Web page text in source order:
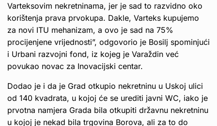
Varteksovim nekretninama, jer je sad to razvidno oko
korištenja prava prvokupa. Dakle, Varteks kupujemo
za novi ITU mehanizam, a ovo je sad na 75%
procijenjene vrijednosti”, odgovorio je Bosilj spominjući
i Urbani razvojni fond, iz kojeg je Varaždin već
povukao novac za Inovacijski centar.
Dodao je i da je Grad otkupio nekretninu u Uskoj ulici
od 140 kvadrata, u kojoj će se urediti javni WC, iako je
prvotna namjera Grada bila otkupiti državnu nekretninu
u kojoj je nekad bila trgovina Borova, ali za to do